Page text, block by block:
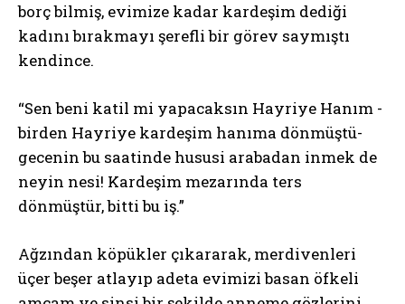
borç bilmiş, evimize kadar kardeşim dediği
kadını bırakmayı şerefli bir görev saymıştı
kendince.
“Sen beni katil mi yapacaksın Hayriye Hanım -
birden Hayriye kardeşim hanıma dönmüştü-
gecenin bu saatinde hususi arabadan inmek de
neyin nesi! Kardeşim mezarında ters
dönmüştür, bitti bu iş.”
Ağzından köpükler çıkararak, merdivenleri
üçer beşer atlayıp adeta evimizi basan öfkeli